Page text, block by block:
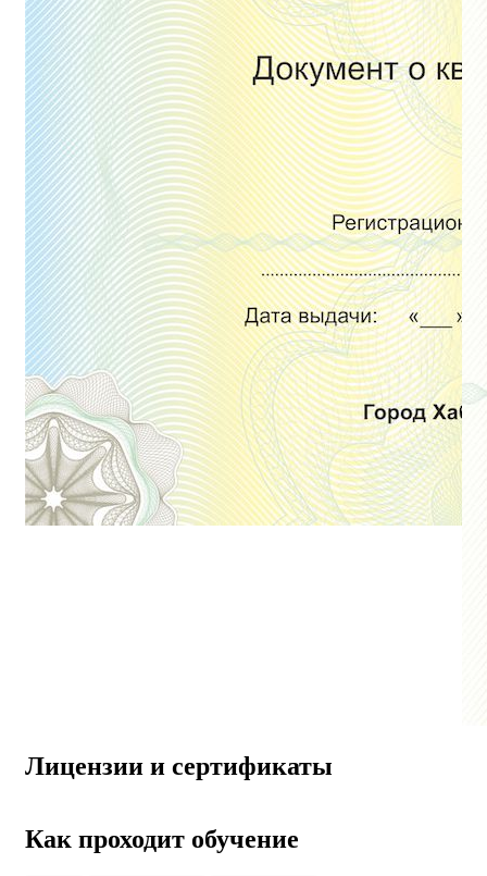
Лицензии и сертификаты
Как проходит обучение